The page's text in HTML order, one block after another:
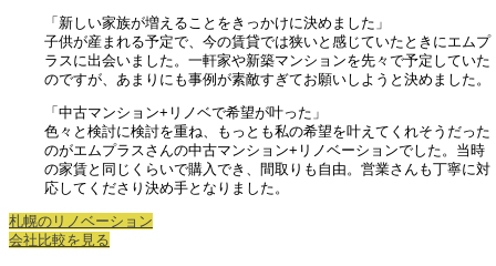
「新しい家族が増えることをきっかけに決めました」
子供が産まれる予定で、今の賃貸では狭いと感じていたときにエムプ
ラスに出会いました。一軒家や新築マンションを先々で予定していた
のですが、あまりにも事例が素敵すぎてお願いしようと決めました。
「中古マンション+リノベで希望が叶った」
色々と検討に検討を重ね、もっとも私の希望を叶えてくれそうだった
のがエムプラスさんの中古マンション+リノベーションでした。当時
の家賃と同じくらいで購入でき、間取りも自由。営業さんも丁寧に対
応してくださり決め手となりました。
札幌のリノベーション
会社比較を見る